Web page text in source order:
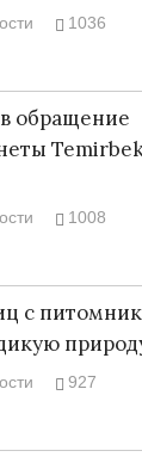
1036
обращение
Temirbek
1008
с
927